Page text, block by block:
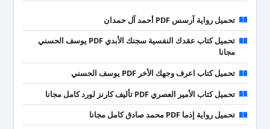
تحميل رواية آرسس PDF أحمد آل حمدان
تحميل كتاب عقدك النفسية سجنك الأبدي PDF يوسف الحسني
مجانا
تحميل كتاب اعرف وجهك الأخر PDF يوسف الحسني
تحميل كتاب الأمير العصري PDF تأليف كارنز لورد كامل مجانا
تحميل رواية إذما PDF محمد صادق كامل مجانا